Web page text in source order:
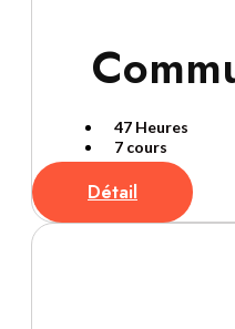
47 Heures
7 cours
Détail